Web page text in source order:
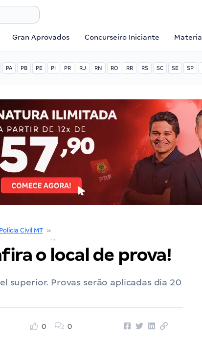
Gran Aprovados Concurseiro Iniciante
PA PB PE PI PR RJ RN RO RR RS SC SE SP
Polícia Civil MT ››
o local de prova!
superior. Provas serão aplicadas dia 20
0 0